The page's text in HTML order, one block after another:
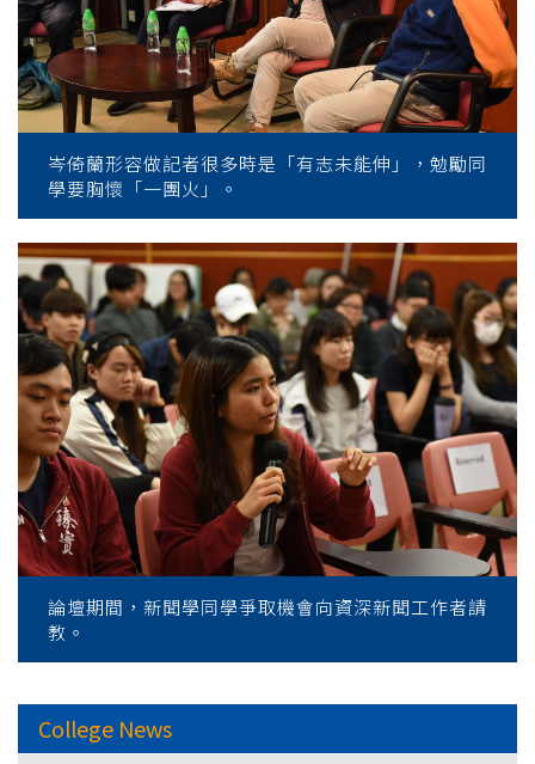
岑倚蘭形容做記者很多時是「有志未能伸」，勉勵同
學要胸懷「一團火」。
論壇期間，新聞學同學爭取機會向資深新聞工作者請
教。
College News